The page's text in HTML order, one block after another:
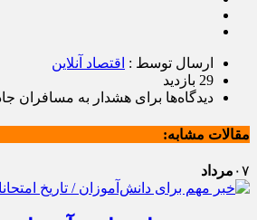
ارسال توسط : اقتصاد آنلاین
29 بازدید
دیدگاه‌ها برای هشدار به مسافران
مقالات مشابه:
۰۷ مرداد